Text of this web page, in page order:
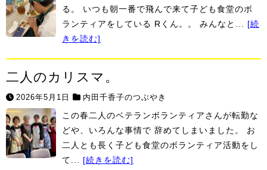
る。 いつも朝一番で飛んで来て子ども食堂のボ
ランティアをしている Rくん。。 みんなと... [続
きを読む]
二人のカリスマ。
2026年5月1日 内田千香子のつぶやき
この春二人のベテランボランティアさんが転勤な
どや、いろんな事情で 辞めてしまいました。 お
二人とも長く子ども食堂のボランティア活動をし
て... [続きを読む]